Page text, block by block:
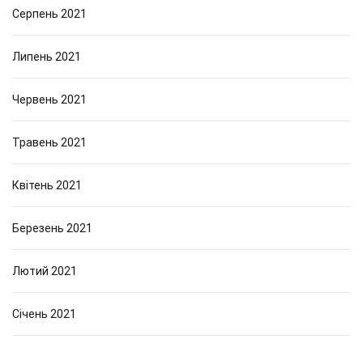
Серпень 2021
Липень 2021
Червень 2021
Травень 2021
Квітень 2021
Березень 2021
Лютий 2021
Січень 2021